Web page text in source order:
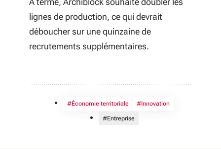
lignes de production, ce qui devrait
déboucher sur une quinzaine de
recrutements supplémentaires.
#Économie territoriale #Innovation
#Entreprise